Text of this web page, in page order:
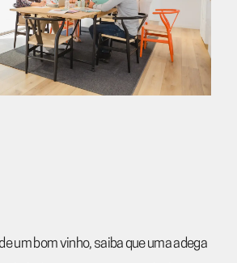
um bom vinho, saiba que uma adega